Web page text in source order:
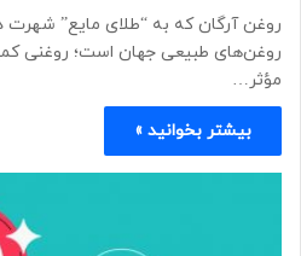
روغن آرگان که به “طلای مایع” شهرت
روغن‌های طبیعی جهان است؛ روغنی
مؤثر…
بیشتر بخوانید »